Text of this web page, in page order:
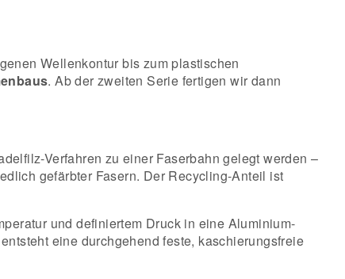
Wellenkontur bis zum plastischen
. Ab der zweiten Serie fertigen wir dann
Verfahren zu einer Faserbahn gelegt werden –
gefärbter Fasern. Der Recycling-Anteil ist
und definiertem Druck in eine Aluminium-
eine durchgehend feste, kaschierungsfreie